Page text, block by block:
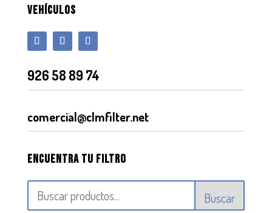
VEHÍCULOS
926 58 89 74
comercial@clmfilter.net
Encuentra tu filtro
Buscar